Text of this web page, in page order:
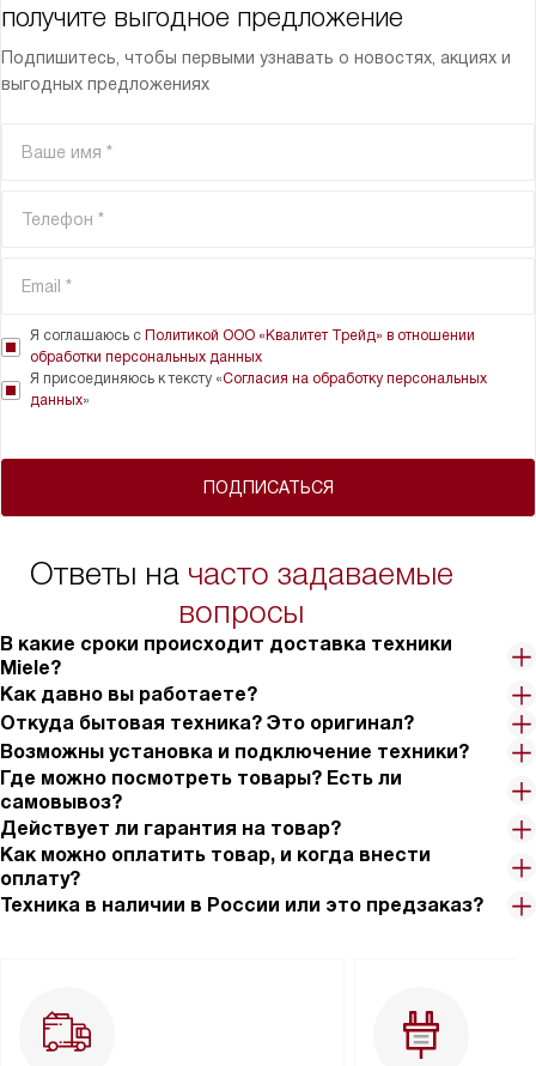
получите выгодное предложение
Подпишитесь, чтобы первыми узнавать о новостях, акциях и
выгодных предложениях
ПОДПИСАТЬСЯ
Я соглашаюсь с Политикой ООО «Квалитет Трейд» в отношении
обработки персональных данных
Я присоединяюсь к тексту «Согласия на обработку персональных
данных»
Ответы на часто задаваемые
вопросы
В какие сроки происходит доставка техники
Miele?
Как давно вы работаете?
Откуда бытовая техника? Это оригинал?
Возможны установка и подключение техники?
Где можно посмотреть товары? Есть ли
самовывоз?
Действует ли гарантия на товар?
Как можно оплатить товар, и когда внести
оплату?
Техника в наличии в России или это предзаказ?